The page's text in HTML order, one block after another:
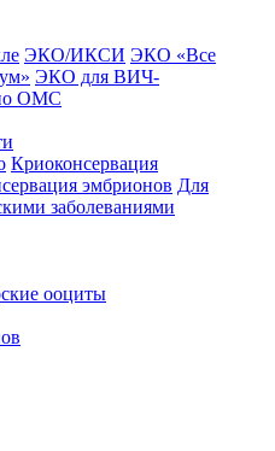
ЭКО/ИКСИ ЭКО «Все
ЭКО для ВИЧ-
ОМС
Криоконсервация
эмбрионов Для
заболеваниями
ооциты